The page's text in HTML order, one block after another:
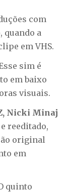
com
quando a
em VHS.
sim é
em baixo
visuais.
Nicki Minaj
reeditado,
original
em
quinto